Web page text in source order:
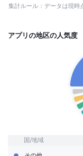
集計ルール：データは現時
アプリの地区の人気度
国/地域